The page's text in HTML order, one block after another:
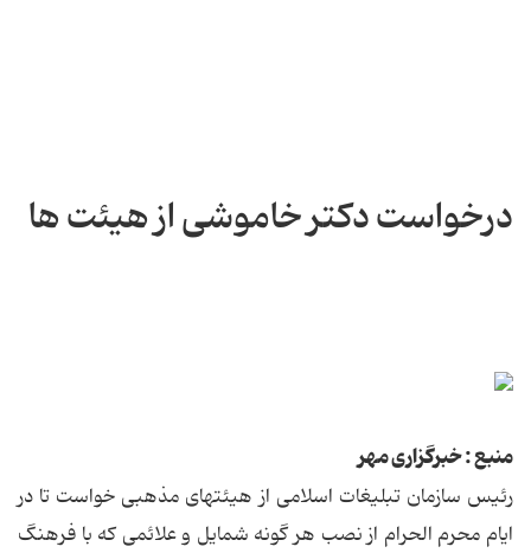
درخواست دکتر خاموشی از هیئت ها
منبع : خبرگزاری مهر
رئیس سازمان تبلیغات اسلامی از هیئتهای مذهبی خواست تا در
ایام محرم الحرام از نصب هر گونه شمایل و علائمی که با فرهنگ